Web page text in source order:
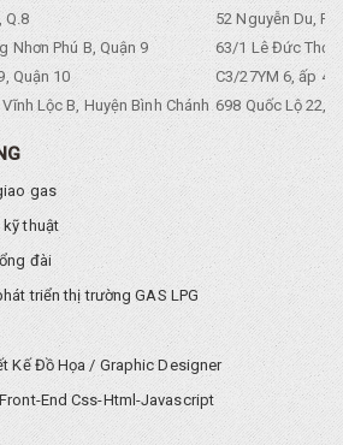
Q.8
52 Nguyễn Du,
Nhơn Phú B, Quận 9
63/1 Lê Đức Thọ,
Quận 10
C3/27YM 6, ấp 4,
Lộc B, Huyện Bình Chánh 698 Quốc Lộ 22,
gas
kỹ thuật
đài
triển thị trường GAS LPG
Kế Đồ Họa / Graphic Designer
End Css-Html-Javascript